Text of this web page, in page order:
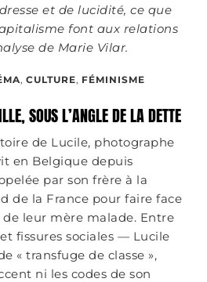
et de lucidité, ce que
font aux relations
de Marie Vilar.
, CULTURE, FÉMINISME
SOUS L’ANGLE DE LA DETTE
de Lucile, photographe
en Belgique depuis
par son frère à la
de la France pour faire face
leur mère malade. Entre
fissures sociales — Lucile
« transfuge de classe »,
ni les codes de son